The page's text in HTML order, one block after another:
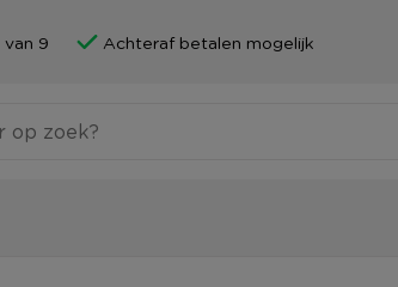
9 Achteraf betalen mogelijk